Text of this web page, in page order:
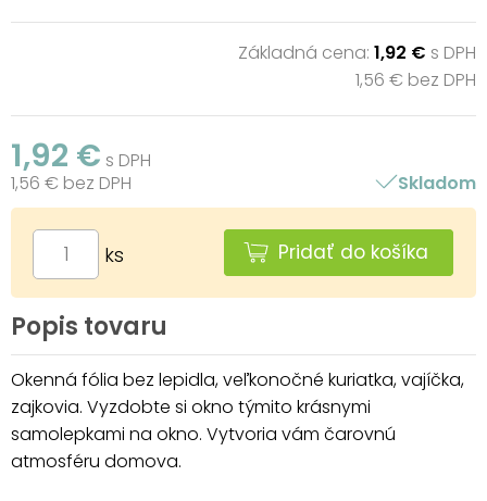
Základná cena: 1,92 € s DPH
1,56 € bez DPH
1,92 € s DPH
1,56 € bez DPH
Skladom
ks Pridať do košíka
Popis tovaru
Okenná fólia bez lepidla, veľkonočné kuriatka, vajíčka,
zajkovia. Vyzdobte si okno týmito krásnymi
samolepkami na okno. Vytvoria vám čarovnú
atmosféru domova.